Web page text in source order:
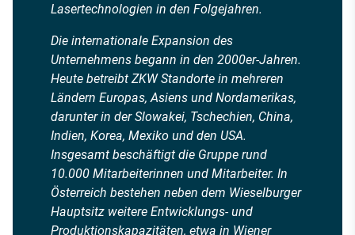
Lasertechnologien in den Folgejahren.
Die internationale Expansion des
Unternehmens begann in den 2000er-Jahren.
Heute betreibt ZKW Standorte in mehreren
Ländern Europas, Asiens und Nordamerikas,
darunter in der Slowakei, Tschechien, China,
Indien, Korea, Mexiko und den USA.
Insgesamt beschäftigt die Gruppe rund
10.000 Mitarbeiterinnen und Mitarbeiter. In
Österreich bestehen neben dem Wieselburger
Hauptsitz weitere Entwicklungs- und
Produktionskapazitäten, etwa in Wiener